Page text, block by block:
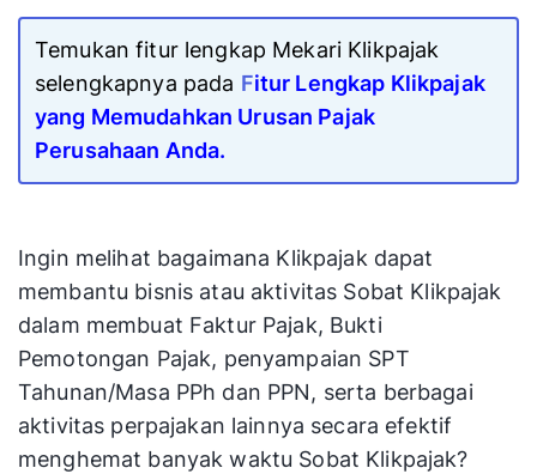
Temukan fitur lengkap Mekari Klikpajak
selengkapnya pada Fitur Lengkap Klikpajak
yang Memudahkan Urusan Pajak
Perusahaan Anda.
Ingin melihat bagaimana Klikpajak dapat
membantu bisnis atau aktivitas Sobat Klikpajak
dalam membuat Faktur Pajak, Bukti
Pemotongan Pajak, penyampaian SPT
Tahunan/Masa PPh dan PPN, serta berbagai
aktivitas perpajakan lainnya secara efektif
menghemat banyak waktu Sobat Klikpajak?